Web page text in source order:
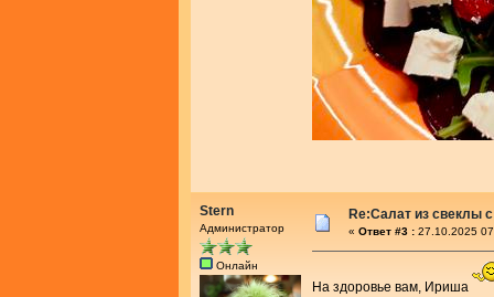
Stern
Администратор
Онлайн
Re:Салат из свеклы
« Ответ #3 : 27.10.2025
На здоровье вам, Ириша